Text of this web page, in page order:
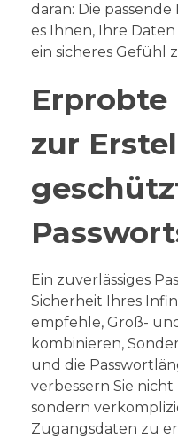
daran: Die
es Ihnen, Ihre
ein sicheres Gefühl
Erprobte
zur
Ein zuverlässiges
Sicherheit Ihres
empfehle, Groß-
kombinieren,
und die
verbessern Sie
sondern
Zugangsdaten zu